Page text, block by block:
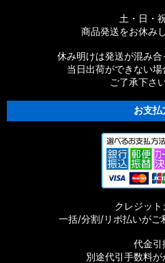
土・日・
商品発送をお休み
休み明けは発送が混み合
当日出荷ができない場
ご了承下さ
お支払
クレジット
一括/分割/リボ払いがご
代金引
別途代引手数料が